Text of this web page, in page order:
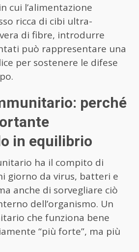
cui l’alimentazione
ricca di cibi ultra-
di fibre, introdurre
può rappresentare una
per sostenere le difese
perché
in equilibrio
ha il compito di
giorno da virus, batteri e
anche di sorvegliare ciò
dell’organismo. Un
che funziona bene
“più forte”, ma più